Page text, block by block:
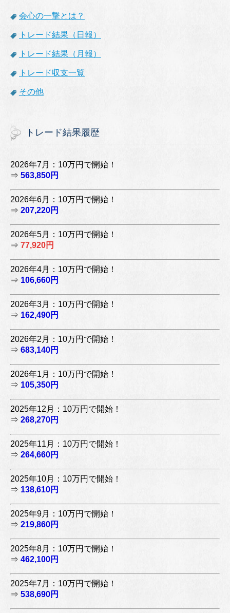
会心の一撃とは？
トレード結果（日報）
トレード結果（月報）
トレード収支一覧
その他
トレード結果履歴
2026年7月：10万円で開始！
⇒ 563,850円
2026年6月：10万円で開始！
⇒ 207,220円
2026年5月：10万円で開始！
⇒ 77,920円
2026年4月：10万円で開始！
⇒ 106,660円
2026年3月：10万円で開始！
⇒ 162,490円
2026年2月：10万円で開始！
⇒ 683,140円
2026年1月：10万円で開始！
⇒ 105,350円
2025年12月：10万円で開始！
⇒ 268,270円
2025年11月：10万円で開始！
⇒ 264,660円
2025年10月：10万円で開始！
⇒ 138,610円
2025年9月：10万円で開始！
⇒ 219,860円
2025年8月：10万円で開始！
⇒ 462,100円
2025年7月：10万円で開始！
⇒ 538,690円